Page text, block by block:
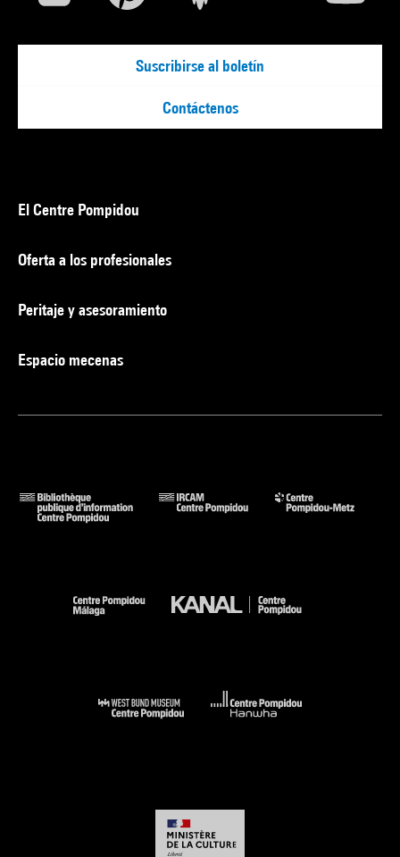
Suscribirse al boletín
Contáctenos
El Centre Pompidou
Oferta a los profesionales
Peritaje y asesoramiento
Espacio mecenas